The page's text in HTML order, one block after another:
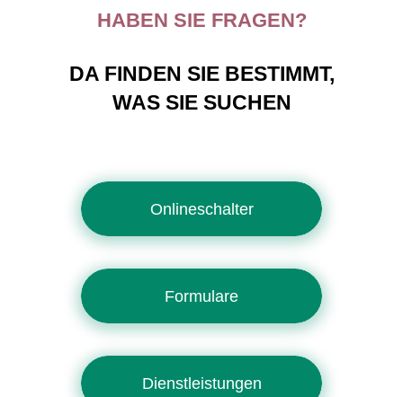
HABEN SIE FRAGEN?
DA FINDEN SIE BESTIMMT,
WAS SIE SUCHEN
Onlineschalter
Formulare
Dienstleistungen